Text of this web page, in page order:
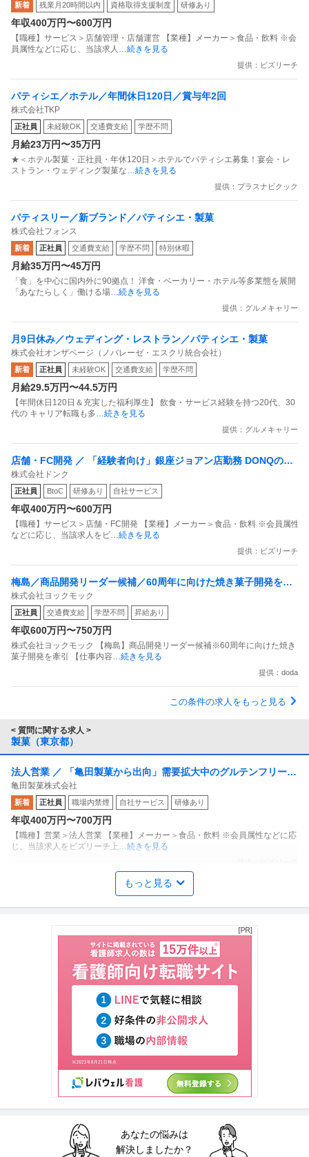
態「ワッフル専門店」立ち上げメンバー
新着 残業月20時間以内 資格取得支援制度 研修あり
年収400万円〜600万円
【職種】サービス＞店舗管理・店舗運営 【業種】メーカー＞食品・飲料 ※会
員属性などに応じ、当該求人 …続きを見る
提供：ビズリーチ
パティシエ／ホテル／年間休日120日／賞与年2回
株式会社TKP
正社員 未経験OK 交通費支給 学歴不問
月給23万円〜35万円
★＜ホテル製菓・正社員・年休120日＞ホテルでパティシエ募集！宴会・レ
ストラン・ウェディング製菓な…続きを見る
提供：プラスナビクック
パティスリー／新ブランド／パティシエ・製菓
株式会社フォンス
新着 正社員 交通費支給 学歴不問 特別休暇
月給35万円〜45万円
「食」を中心に国内外に90拠点！ 洋食・ベーカリー・ホテル等多業態を展開
「あなたらしく」働ける場…続きを見る
提供：グルメキャリー
月9日休み／ウェディング・レストラン／パティシエ・製菓
株式会社オンザページ（ノバレーゼ・エスクリ統合会社）
新着 正社員 未経験OK 交通費支給 学歴不問
月給29.5万円〜44.5万円
【年間休日120日＆充実した福利厚生】 飲食・サービス経験を持つ20代、30
代の キャリア転職も多…続きを見る
提供：グルメキャリー
店舗・FC開発 ／ 「経験者向け」銀座ジョアン店勤務 DONQのパ
ンの販売職を募集しています！
株式会社ドンク
正社員 BtoC 研修あり 自社サービス
年収400万円〜600万円
【職種】サービス＞店舗・FC開発 【業種】メーカー＞食品・飲料 ※会員属性
などに応じ、当該求人をビ…続きを見る
提供：ビズリーチ
梅島／商品開発リーダー候補／60周年に向けた焼き菓子開発を牽
引
株式会社ヨックモック
正社員 交通費支給 学歴不問 昇給あり
年収600万円〜750万円
株式会社ヨックモック 【梅島】商品開発リーダー候補※60周年に向けた焼き
菓子開発を牽引 【仕事内容…続きを見る
提供：doda
この条件の求人をもっと見る
< 質問に関する求人 >
製菓（東京都）
法人営業 ／ 「亀田製菓から出向」需要拡大中のグルテンフリー市
場を開拓／米粉パンの新規開拓営業
亀田製菓株式会社
新着 正社員 職場内禁煙 自社サービス 研修あり
年収400万円〜700万円
【職種】営業＞法人営業 【業種】メーカー＞食品・飲料 ※会員属性などに応
じ、当該求人をビズリーチ上 …続きを見る
経理（財務会計） ／ 「経理／係長職／東京」ブラックサンダー展
開の製菓メーカー／完全週休二日制／年間休日123日／リモート可
有楽製菓株式会社
年収800万円〜900万円
【職種】管理＞経理（財務会計） 【業種】メーカー＞食品・飲料 ※会員属性
などに応じ、当該求人をビズ…続きを見る
研究・開発 ／ ◤2027年新規開業◢「TRUNK（HOTEL）札幌」
新規ホテルのパティシエ東証プライム上場G／年間休日120日
年間休日120日以上 年間休日100日以上
年収300万円〜500万円
【職種】食品＞研究・開発 【業種】サービス＞ホテル ※会員属性などに応
じ、当該求人をビズリーチ上で …続きを見る
制度企画・組織開発 ／ 「人事制度運用〜企画／主任・係長職／東
京／愛知」ブラックサンダー展開の製菓メーカー／完全週休二日
有楽製菓株式会社
もっと見る
あなたの悩みは
解決しましたか？